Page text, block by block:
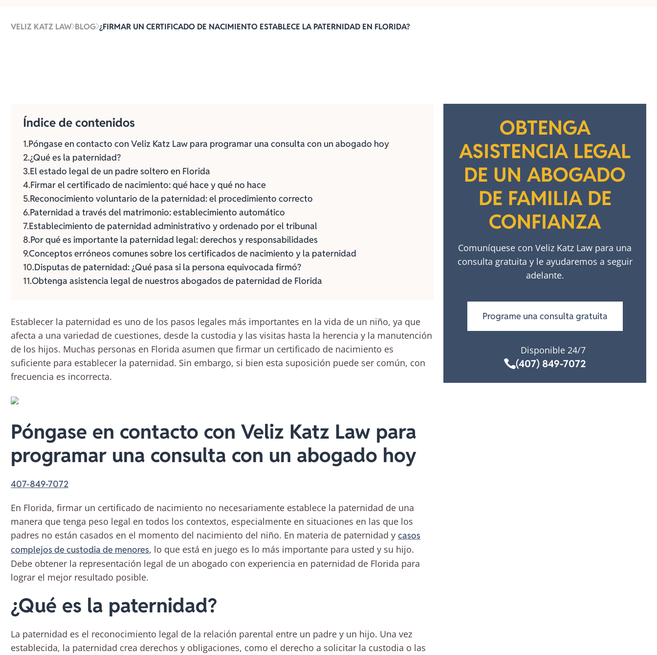
VELIZ KATZ LAW BLOG ¿FIRMAR UN CERTIFICADO DE NACIMIENTO ESTABLECE LA PATERNIDAD EN FLORIDA?
Índice de contenidos
Póngase en contacto con Veliz Katz Law para programar una consulta con un abogado hoy
¿Qué es la paternidad?
El estado legal de un padre soltero en Florida
Firmar el certificado de nacimiento: qué hace y qué no hace
Reconocimiento voluntario de la paternidad: el procedimiento correcto
Paternidad a través del matrimonio: establecimiento automático
Establecimiento de paternidad administrativo y ordenado por el tribunal
Por qué es importante la paternidad legal: derechos y responsabilidades
Conceptos erróneos comunes sobre los certificados de nacimiento y la paternidad
Disputas de paternidad: ¿Qué pasa si la persona equivocada firmó?
Obtenga asistencia legal de nuestros abogados de paternidad de Florida
Establecer la paternidad es uno de los pasos legales más importantes en la vida de un niño, ya que
afecta a una variedad de cuestiones, desde la custodia y las visitas hasta la herencia y la manutención
de los hijos. Muchas personas en Florida asumen que firmar un certificado de nacimiento es
suficiente para establecer la paternidad. Sin embargo, si bien esta suposición puede ser común, con
frecuencia es incorrecta.
Póngase en contacto con Veliz Katz Law para
programar una consulta con un abogado hoy
407-849-7072
En Florida, firmar un certificado de nacimiento no necesariamente establece la paternidad de una
manera que tenga peso legal en todos los contextos, especialmente en situaciones en las que los
padres no están casados en el momento del nacimiento del niño. En materia de paternidad y casos
complejos de custodia de menores, lo que está en juego es lo más importante para usted y su hijo.
Debe obtener la representación legal de un abogado con experiencia en paternidad de Florida para
lograr el mejor resultado posible.
¿Qué es la paternidad?
La paternidad es el reconocimiento legal de la relación parental entre un padre y un hijo. Una vez
establecida, la paternidad crea derechos y obligaciones, como el derecho a solicitar la custodia o las
OBTENGA
ASISTENCIA LEGAL
DE UN ABOGADO
DE FAMILIA DE
CONFIANZA
Comuníquese con Veliz Katz Law para una
consulta gratuita y le ayudaremos a seguir
adelante.
Programe una consulta gratuita
Disponible 24/7
(407) 849-7072